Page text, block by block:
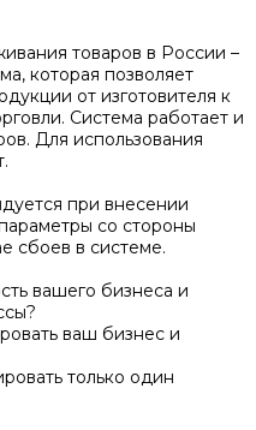
товаров в России –
которая позволяет
от изготовителя к
Система работает и
Для использования
при внесении
со стороны
сбоев в системе.
вашего бизнеса и
ваш бизнес и
только один